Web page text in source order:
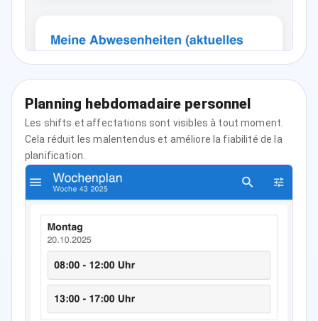
Planning hebdomadaire personnel
Les shifts et affectations sont visibles à tout moment.
Cela réduit les malentendus et améliore la fiabilité de la
planification.